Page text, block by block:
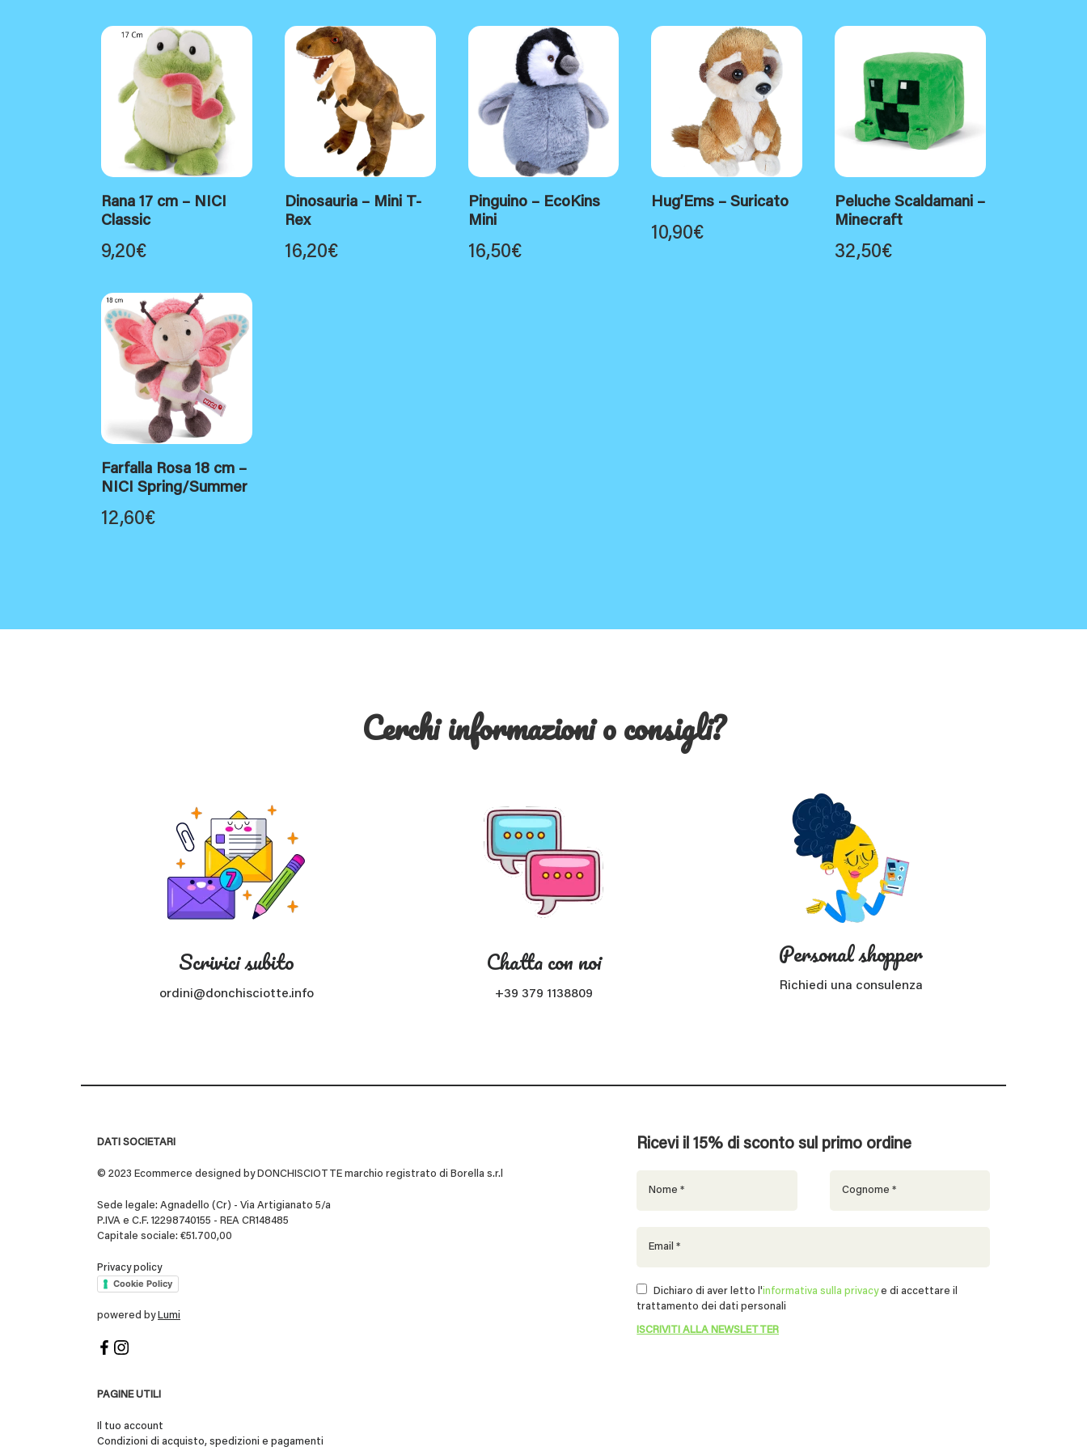
Rana 17 cm – NICI
Classic
9,20€
Dinosauria – Mini T-
Rex
16,20€
Pinguino – EcoKins
Mini
16,50€
Hug’Ems – Suricato
10,90€
Peluche Scaldamani –
Minecraft
32,50€
Farfalla Rosa 18 cm –
NICI Spring/Summer
12,60€
Cerchi informazioni o consigli?
Scrivici subito
ordini@donchisciotte.info
Chatta con noi
+39 379 1138809
Personal shopper
Richiedi una consulenza
DATI SOCIETARI
© 2023 Ecommerce designed by DONCHISCIOTTE marchio registrato di Borella s.r.l
Sede legale: Agnadello (Cr) - Via Artigianato 5/a
P.IVA e C.F. 12298740155 - REA CR148485
Capitale sociale: €51.700,00
Privacy policy
Cookie Policy
powered by Lumi
PAGINE UTILI
Il tuo account
Condizioni di acquisto, spedizioni e pagamenti
Ricevi il 15% di sconto sul primo ordine
Dichiaro di aver letto l'informativa sulla privacye di accettare il
trattamento dei dati personali